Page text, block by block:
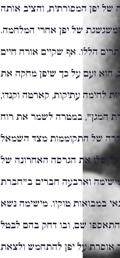
של יפן המסורתית, והציב אותה
של יפן אחרי המלחמה.
הללו. אף שקיים אורח חיים
הוא זעם על כך שיפן מחקה את
לחימה עתיקות, קארטה וקנדו,
המגן", במטרה לשמר את רוח
של התקוממות מצד השמאל
אחרי שהגיש למו"ל שלו את הגרסה האחרונה של
וארבעה חברים ב"חברת
במבואות טוקיו. מישימה נשא
שם, ובו דחק בהם לבטל
על יפן להתחמש ולצאת